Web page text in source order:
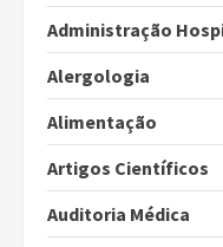
Administração
Alergologia
Alimentação
Artigos Científicos
Auditoria Médica